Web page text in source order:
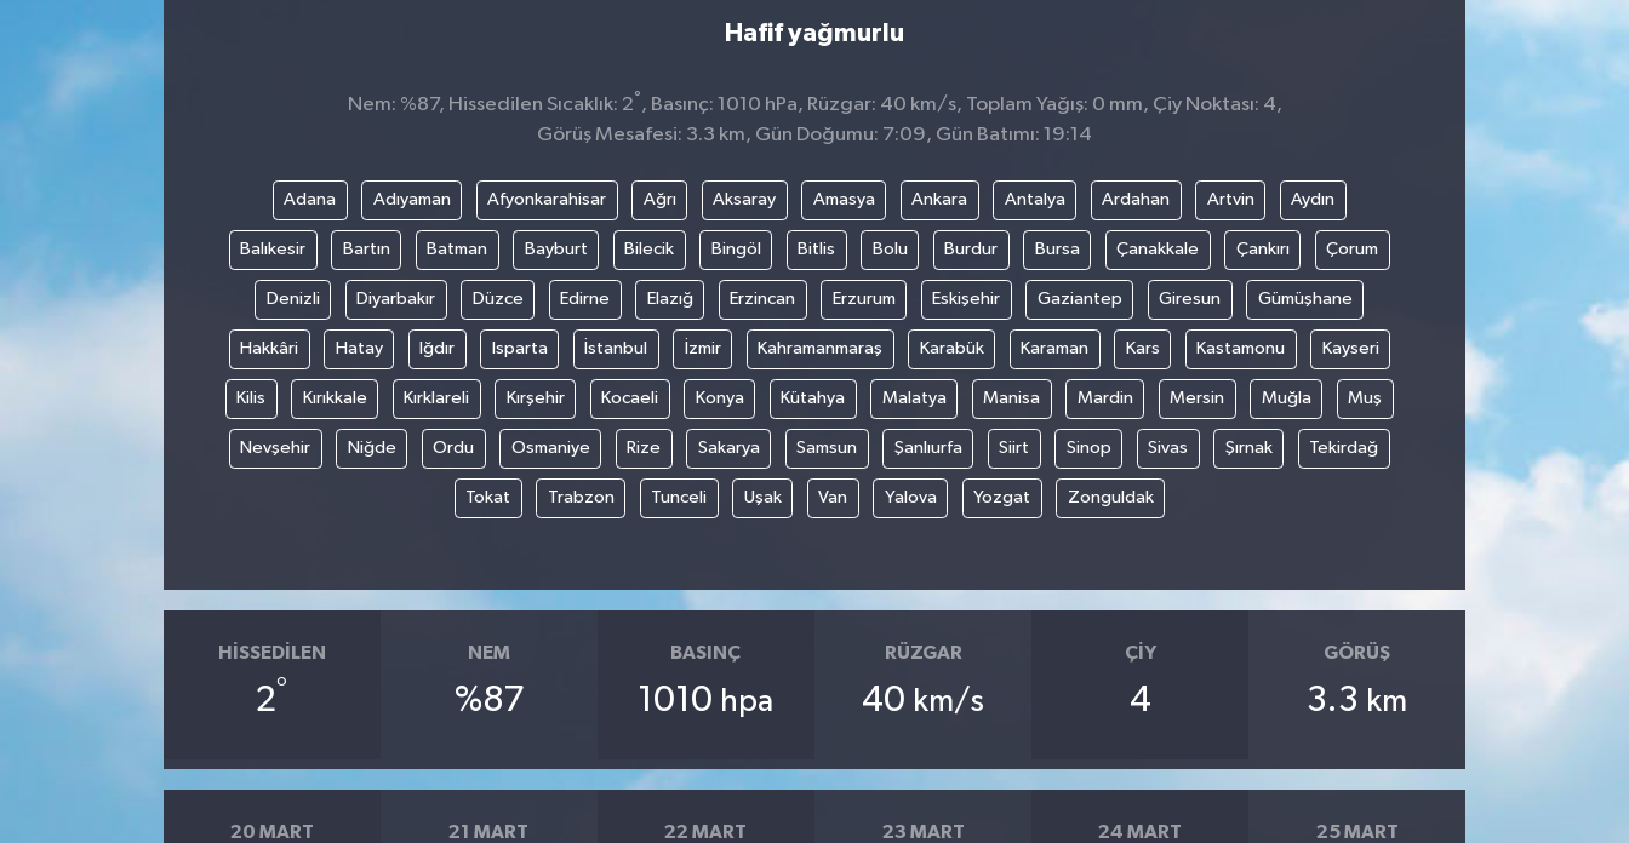
Hafif yağmurlu
Nem: %87, Hissedilen Sıcaklık: 2° , Basınç: 1010 hPa, Rüzgar: 40 km/s, Toplam Yağış: 0 mm, Çiy Noktası: 4,
Görüş Mesafesi: 3.3 km, Gün Doğumu: 7:09, Gün Batımı: 19:14
Adana Adıyaman Afyonkarahisar Ağrı Aksaray Amasya Ankara Antalya Ardahan Artvin Aydın
Balıkesir Bartın Batman Bayburt Bilecik Bingöl Bitlis Bolu Burdur Bursa Çanakkale Çankırı Çorum
Denizli Diyarbakır Düzce Edirne Elazığ Erzincan Erzurum Eskişehir Gaziantep Giresun Gümüşhane
Hakkâri Hatay Iğdır Isparta İstanbul İzmir Kahramanmaraş Karabük Karaman Kars Kastamonu Kayseri
Kilis Kırıkkale Kırklareli Kırşehir Kocaeli Konya Kütahya Malatya Manisa Mardin Mersin Muğla Muş
Nevşehir Niğde Ordu Osmaniye Rize Sakarya Samsun Şanlıurfa Siirt Sinop Sivas Şırnak Tekirdağ
Tokat Trabzon Tunceli Uşak Van Yalova Yozgat Zonguldak
HISSEDILEN
2°
NEM
%87
BASINÇ
1010 hpa
RÜZGAR
40 km/s
ÇIY
4
GÖRÜŞ
3.3 km
20 MART 21 MART 22 MART 23 MART 24 MART 25 MART